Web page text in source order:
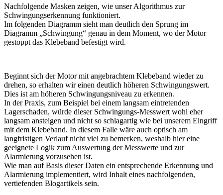
Nachfolgende Masken zeigen, wie unser Algorithmus zur
Schwingungserkennung funktioniert.
Im folgenden Diagramm sieht man deutlich den Sprung im
Diagramm „Schwingung“ genau in dem Moment, wo der Motor
gestoppt das Klebeband befestigt wird.
Beginnt sich der Motor mit angebrachtem Klebeband wieder zu
drehen, so erhalten wir einen deutlich höheren Schwingungswert.
Dies ist am höheren Schwingungsniveau zu erkennen.
In der Praxis, zum Beispiel bei einem langsam eintretenden
Lagerschaden, würde dieser Schwingungs-Messwert wohl eher
langsam ansteigen und nicht so schlagartig wie bei unserem Eingriff
mit dem Klebeband. In diesem Falle wäre auch optisch am
langfristigen Verlauf nicht viel zu bemerken, weshalb hier eine
geeignete Logik zum Auswertung der Messwerte und zur
Alarmierung vorzusehen ist.
Wie man auf Basis dieser Daten ein entsprechende Erkennung und
Alarmierung implementiert, wird Inhalt eines nachfolgenden,
vertiefenden Blogartikels sein.